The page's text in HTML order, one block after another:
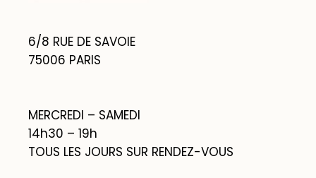
6/8 RUE DE SAVOIE
75006 PARIS
MERCREDI – SAMEDI
14h30 – 19h
TOUS LES JOURS SUR RENDEZ-VOUS